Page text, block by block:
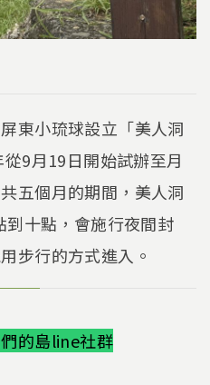
東小琉球設立「美人洞
9月19日開始試辦至月
五個月的期間，美人洞
到十點，會施行夜間封
步行的方式進入。
的島line社群